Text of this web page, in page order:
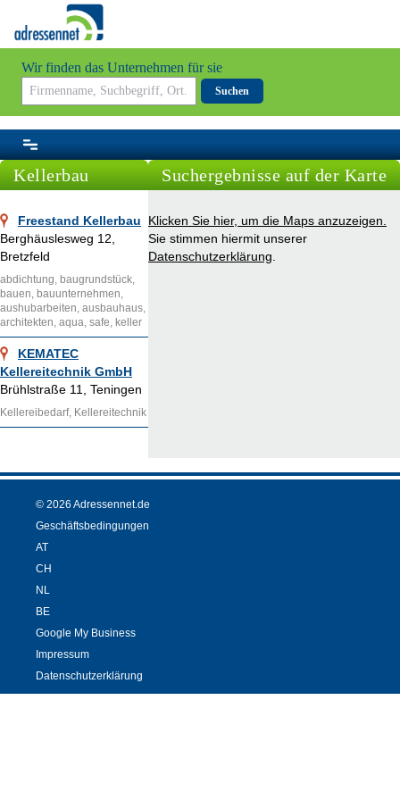
Wir finden das Unternehmen für sie
Suchen
Kellerbau
Freestand Kellerbau
Berghäuslesweg 12,
Bretzfeld
abdichtung, baugrundstück,
bauen, bauunternehmen,
aushubarbeiten, ausbauhaus,
architekten, aqua, safe, keller
KEMATEC
Kellereitechnik GmbH
Brühlstraße 11, Teningen
Kellereibedarf, Kellereitechnik
Suchergebnisse auf der Karte
Klicken Sie hier, um die Maps anzuzeigen.
Sie stimmen hiermit unserer
Datenschutzerklärung
© 2026 Adressennet.de
Geschäftsbedingungen
AT
CH
NL
BE
Google My Business
Impressum
Datenschutzerklärung